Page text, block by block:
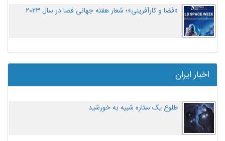
«فضا و کارآفرینی»؛ شعار هفته جهانی فضا در سال ۲۰۲۳
اخبار ایران
طلوع یک ستاره شبیه به خورشید